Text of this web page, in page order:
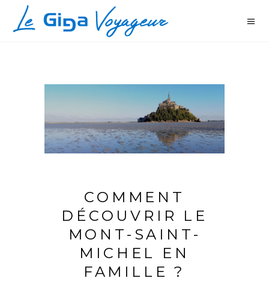
COMMENT
DÉCOUVRIR LE
MONT-SAINT-
MICHEL EN
FAMILLE ?